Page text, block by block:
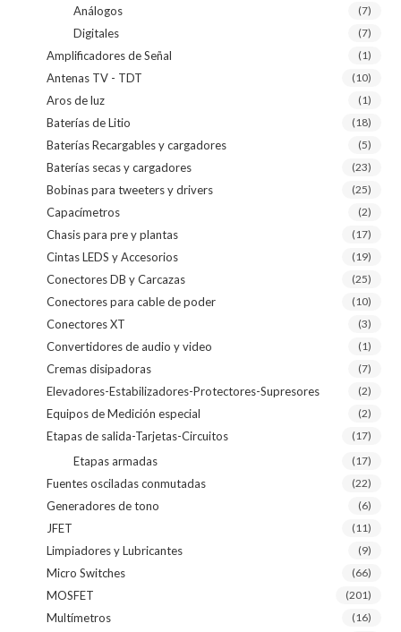
Análogos (7)
Digitales (7)
Amplificadores de Señal (1)
Antenas TV - TDT (10)
Aros de luz (1)
Baterías de Litio (18)
Baterías Recargables y cargadores (5)
Baterías secas y cargadores (23)
Bobinas para tweeters y drivers (25)
Capacímetros (2)
Chasis para pre y plantas (17)
Cintas LEDS y Accesorios (19)
Conectores DB y Carcazas (25)
Conectores para cable de poder (10)
Conectores XT (3)
Convertidores de audio y video (1)
Cremas disipadoras (7)
Elevadores-Estabilizadores-Protectores-Supresores (2)
Equipos de Medición especial (2)
Etapas de salida-Tarjetas-Circuitos (17)
Etapas armadas (17)
Fuentes osciladas conmutadas (22)
Generadores de tono (6)
JFET (11)
Limpiadores y Lubricantes (9)
Micro Switches (66)
MOSFET (201)
Multímetros (16)